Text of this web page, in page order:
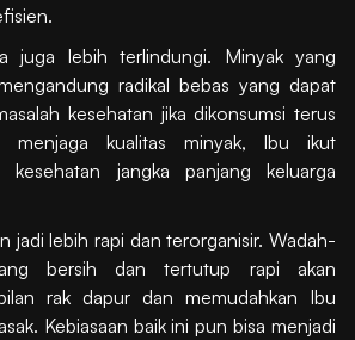
juga lebih terlindungi. Minyak yang
radikal bebas yang dapat
kesehatan jika dikonsumsi terus
menjaga kualitas minyak, Ibu ikut
kesehatan jangka panjang keluarga
jadi lebih rapi dan terorganisir. Wadah-
bersih dan tertutup rapi akan
rak dapur dan memudahkan Ibu
Kebiasaan baik ini pun bisa menjadi